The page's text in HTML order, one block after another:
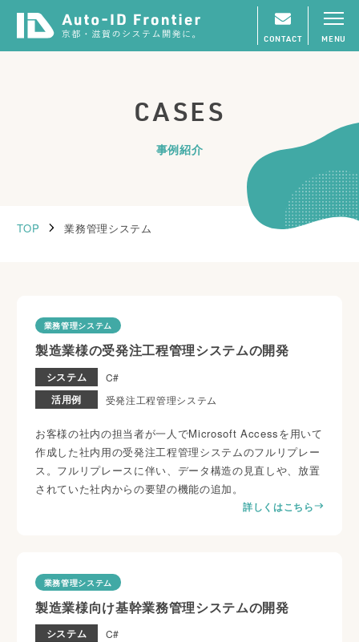
CONTACT MENU
CASES
事例紹介
TOP 業務管理システム
業務管理システム
製造業様の受発注工程管理システムの開発
活用例 受発注工程管理システム
システム C#
お客様の社内の担当者が一人でMicrosoft Accessを用いて
作成した社内用の受発注工程管理システムのフルリプレー
ス。フルリプレースに伴い、データ構造の見直しや、放置
されていた社内からの要望の機能の追加。
詳しくはこちら
業務管理システム
製造業様向け基幹業務管理システムの開発
システム C#